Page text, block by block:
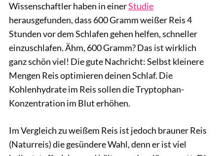
Wissenschaftler haben in einerStudie
herausgefunden, dass 600 Gramm weißer Reis 4
Stunden vor dem Schlafen gehen helfen, schneller
einzuschlafen. Ähm, 600 Gramm? Das ist wirklich
ganz schön viel! Die gute Nachricht: Selbst kleinere
Mengen Reis optimieren deinen Schlaf. Die
Kohlenhydrate im Reis sollen die Tryptophan-
Konzentration im Blut erhöhen.
Im Vergleich zu weißem Reis ist jedoch brauner Reis
(Naturreis) die gesündere Wahl, denn er ist viel